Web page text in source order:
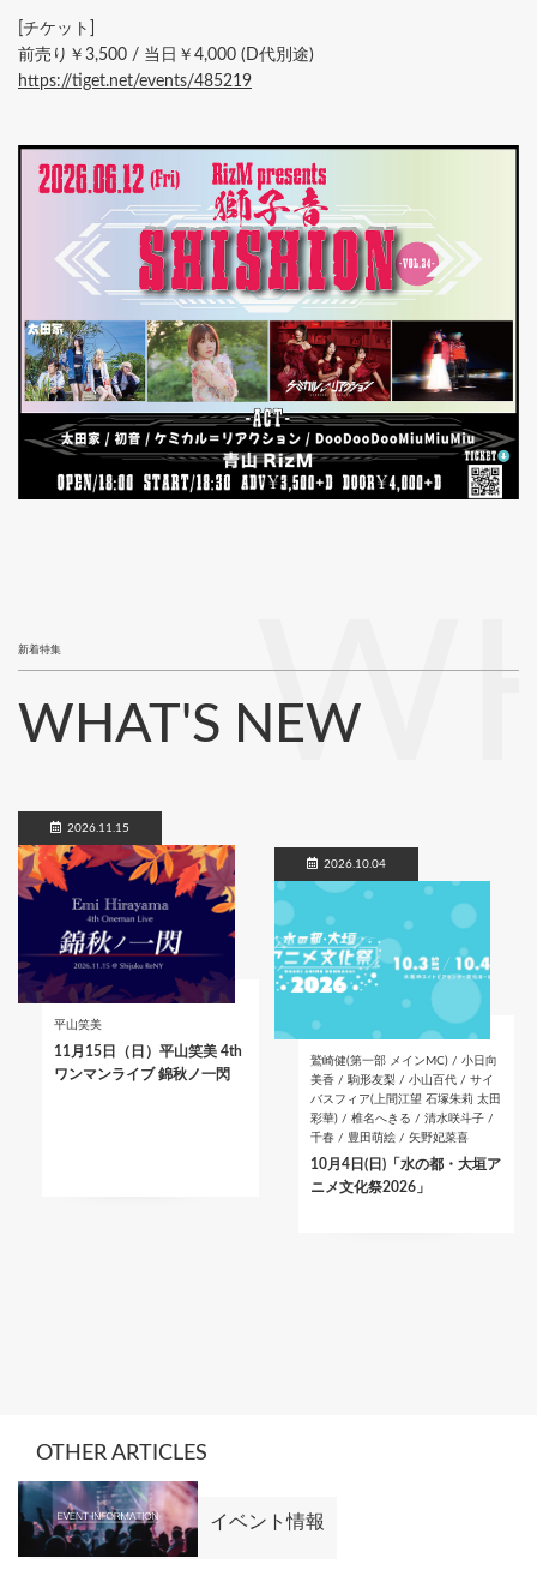
[チケット]
前売り￥3,500 / 当日￥4,000 (D代別途)
https://tiget.net/events/485219
新着特集
WHAT'S NEW
2026.11.15
平山笑美
11月15日（日）平山笑美 4th
ワンマンライブ 錦秋ノ一閃
2026.10.04
鷲崎健(第一部 メインMC) / 小日向
美香 / 駒形友梨 / 小山百代 / サイ
バスフィア(上間江望 石塚朱莉 太田
彩華) / 椎名へきる / 清水咲斗子 /
千春 / 豊田萌絵 / 矢野妃菜喜
10月4日(日)「水の都・大垣ア
ニメ文化祭2026」
OTHER ARTICLES
イベント情報